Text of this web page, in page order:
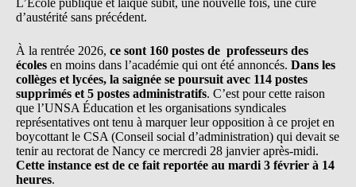
d’austérité sans précédent.
À la rentrée 2026, ce sont 160 postes de professeurs des
écoles en moins dans l’académie qui ont été annoncés. Dans les
collèges et lycées, la saignée se poursuit avec 114 postes
supprimés et 5 postes administratifs. C’est pour cette raison
que l’UNSA Éducation et les organisations syndicales
représentatives ont tenu à marquer leur opposition à ce projet en
boycottant le CSA (Conseil social d’administration) qui devait se
tenir au rectorat de Nancy ce mercredi 28 janvier après-midi.
Cette instance est de ce fait reportée au mardi 3 février à 14
heures.